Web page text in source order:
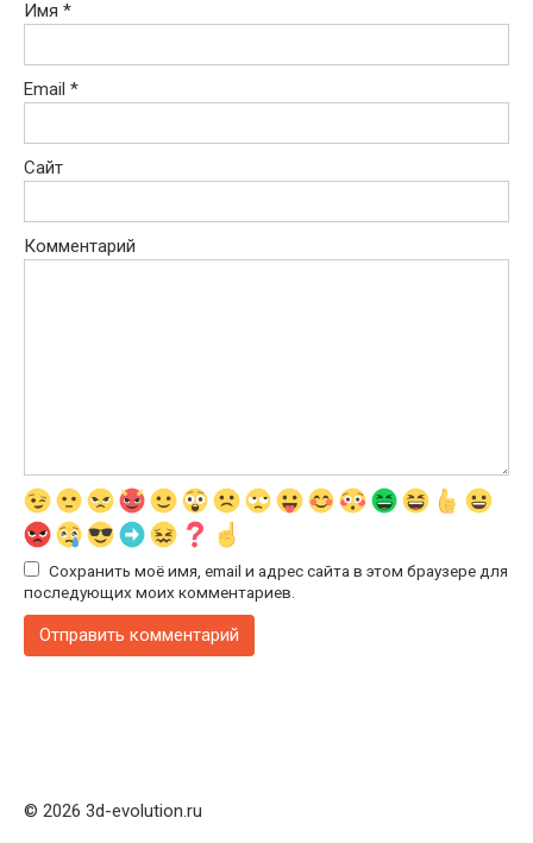
Имя *
Email *
Сайт
Комментарий
Сохранить моё имя, email и адрес сайта в этом браузере для
последующих моих комментариев.
© 2026 3d-evolution.ru